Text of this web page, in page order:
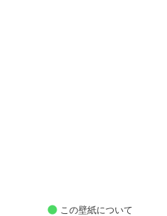
この壁紙について